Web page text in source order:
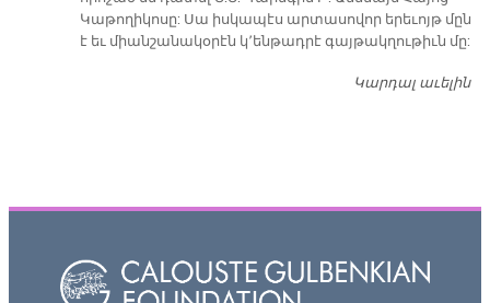
Կաթողիկոսը: Սա իսկապէս արտասովոր երեւոյթ մըն
է եւ միանշանակօրէն կ՚ենթադրէ գայթակղութիւն մը:
Կարդալ աւելին